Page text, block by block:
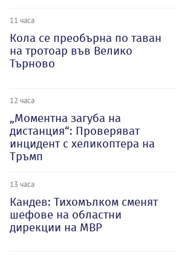
11 часа
Кола се преобърна по таван
на тротоар във Велико
Търново
12 часа
„Моментна загуба на
дистанция“: Проверяват
инцидент с хеликоптера на
Тръмп
13 часа
Кандев: Тихомълком сменят
шефове на областни
дирекции на МВР